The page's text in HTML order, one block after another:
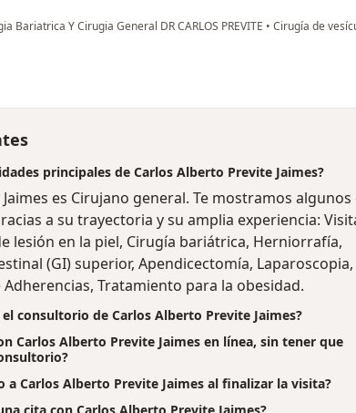
Bariatrica Y Cirugia General DR CARLOS PREVITE • Cirugía de
principales de Carlos Alberto Previte Jaimes?
es Cirujano general. Te mostramos algunos
a su trayectoria y su amplia experiencia:
lesión en la piel, Cirugía bariátrica, Herniorrafía,
(GI) superior, Apendicectomía, Laparoscopia,
Tratamiento para la obesidad.
consultorio de Carlos Alberto Previte Jaimes?
Carlos Alberto Previte Jaimes en línea, sin tener que
a Carlos Alberto Previte Jaimes al finalizar la visita?
cita con Carlos Alberto Previte Jaimes?